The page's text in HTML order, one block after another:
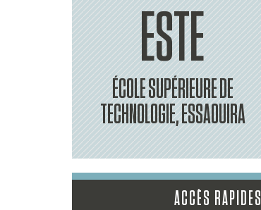
ESTE
ÉCOLE SUPÉRIEURE DE
TECHNOLOGIE, ESSAOUIRA
ACCÈS RAPIDES